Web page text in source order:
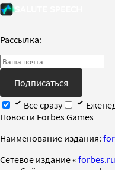
Рассылка:
Подписаться
Все сразу
Новости Forbes Games
Наименование издания:
Cетевое издание « forbes.ru